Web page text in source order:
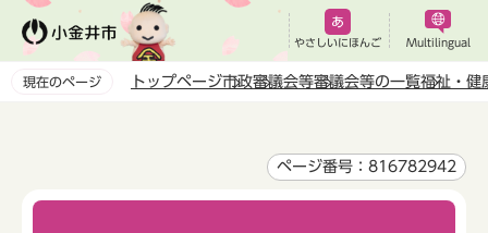
ペ
やさしいにほんご Multilingual
現在のページ トップページ市政審議会等審議会等の一覧福祉・健
ページ番号：816782942